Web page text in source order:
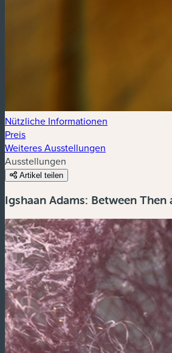
Nützliche Informationen
Preis
Weiteres Ausstellungen
Ausstellungen
Artikel teilen
Igshaan Adams: Between Then